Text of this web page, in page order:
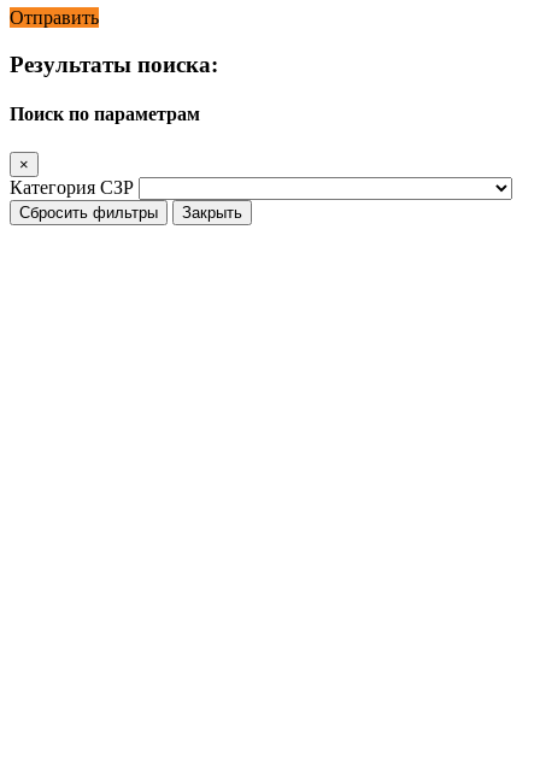
Отправить
Результаты поиска:
Поиск по параметрам
×
Категория СЗР
Сбросить фильтры Закрыть